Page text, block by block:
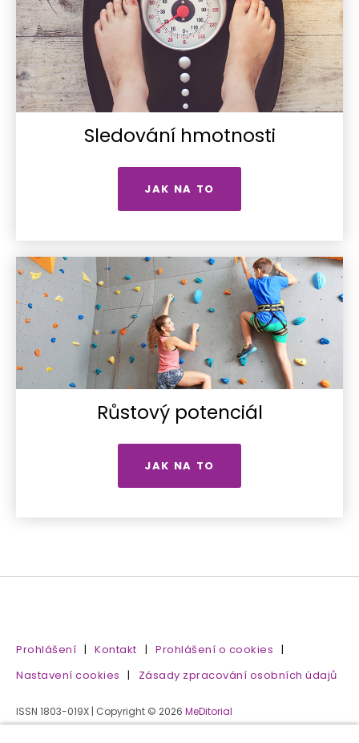
Sledování hmotnosti
JAK NA TO
Růstový potenciál
JAK NA TO
Prohlášení | Kontakt | Prohlášení o cookies
|
Nastavení cookies
| Zásady zpracování osobních údajů
ISSN 1803-019X | Copyright © 2026 MeDitorial